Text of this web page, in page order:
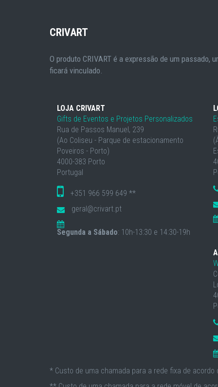
CRIVART
O produto CRIVART é a expressão de um passado,
ficará vinculado.
LOJA CRIVART
Gifts de Eventos e Projetos Personalizados
Rua de Passos Manuel, 239
(Ao Coliseu - Parque de estacionamento
Poveiros - Porto)
4000-383 Porto
Portugal
+351 966 599 649 **
geral@crivart.pt
Segunda a Sábado: 10h-13:30 e 14:30-19h
* Custo de uma chamada para a rede fixa de acordo